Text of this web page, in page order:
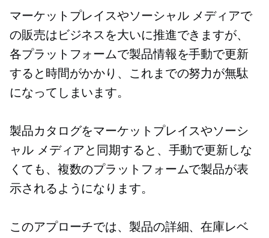
マーケットプレイスやソーシャル メディアで
の販売はビジネスを大いに推進できますが、
各プラットフォームで製品情報を手動で更新
すると時間がかかり、これまでの努力が無駄
になってしまいます。
製品カタログをマーケットプレイスやソーシ
ャル メディアと同期すると、手動で更新しな
くても、複数のプラットフォームで製品が表
示されるようになります。
このアプローチでは、製品の詳細、在庫レベ